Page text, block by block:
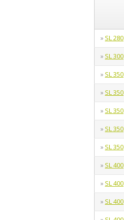
» SL 280
» SL 300
» SL 350
» SL 350
» SL 350
» SL 350
» SL 350
» SL 400
» SL 400
» SL 400